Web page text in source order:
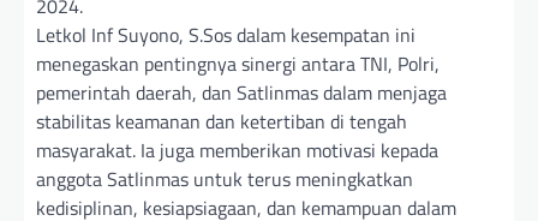
2024.
Letkol Inf Suyono, S.Sos dalam kesempatan ini
menegaskan pentingnya sinergi antara TNI, Polri,
pemerintah daerah, dan Satlinmas dalam menjaga
stabilitas keamanan dan ketertiban di tengah
masyarakat. Ia juga memberikan motivasi kepada
anggota Satlinmas untuk terus meningkatkan
kedisiplinan, kesiapsiagaan, dan kemampuan dalam